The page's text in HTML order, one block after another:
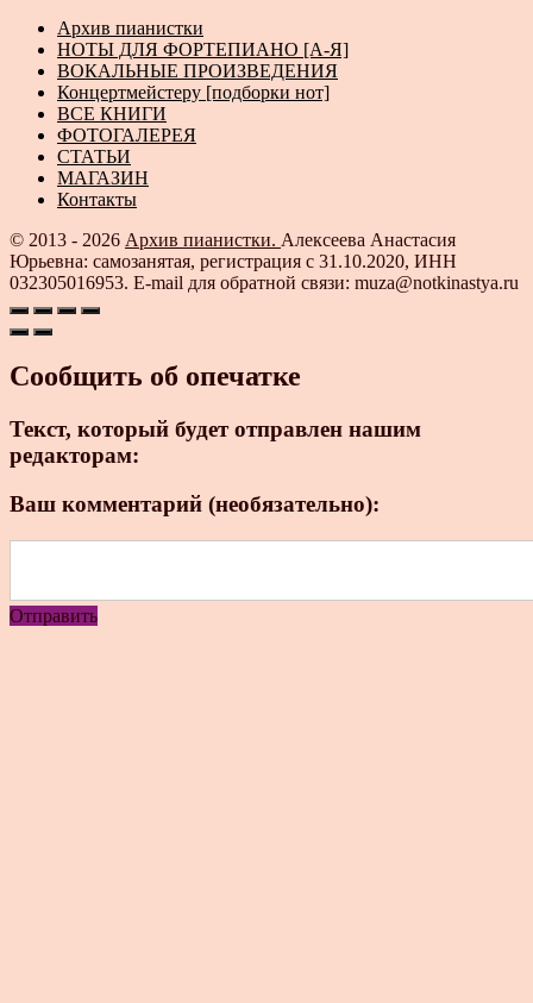
Архив пианистки
НОТЫ ДЛЯ ФОРТЕПИАНО [А-Я]
ВОКАЛЬНЫЕ ПРОИЗВЕДЕНИЯ
Концертмейстеру [подборки нот]
ВСЕ КНИГИ
ФОТОГАЛЕРЕЯ
СТАТЬИ
МАГАЗИН
Контакты
© 2013 - 2026 Архив пианистки. Алексеева Анастасия
Юрьевна: самозанятая, регистрация с 31.10.2020, ИНН
032305016953. E-mail для обратной связи: muza@notkinastya.ru
Сообщить об опечатке
Текст, который будет отправлен нашим
редакторам:
Ваш комментарий (необязательно):
Отправить